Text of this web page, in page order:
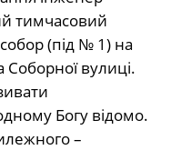
тимчасовий
(під № 1) на
Соборної вулиці.
Богу відомо.
–